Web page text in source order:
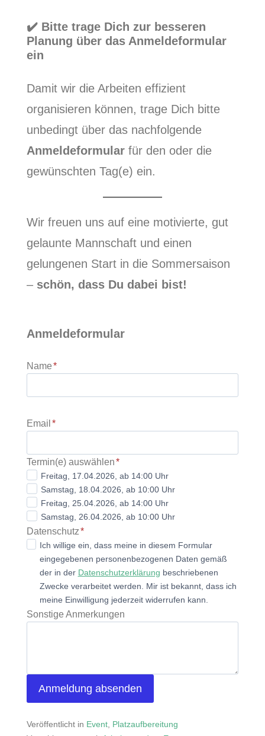
✔️ Bitte trage Dich zur besseren
Planung über das Anmeldeformular
ein
Damit wir die Arbeiten effizient
organisieren können, trage Dich bitte
unbedingt über das nachfolgende
Anmeldeformularfür den oder die
gewünschten Tag(e) ein.
Wir freuen uns auf eine motivierte, gut
gelaunte Mannschaft und einen
gelungenen Start in die Sommersaison
– schön, dass Du dabei bist!
Anmeldeformular
Name*
Email *
Termin(e) auswählen*
Freitag, 17.04.2026, ab 14:00 Uhr
Samstag, 18.04.2026, ab 10:00 Uhr
Freitag, 25.04.2026, ab 14:00 Uhr
Samstag, 26.04.2026, ab 10:00 Uhr
Datenschutz*
Ich willige ein, dass meine in diesem Formular
eingegebenen personenbezogenen Daten gemäß
der in der Datenschutzerklärung beschriebenen
Zwecke verarbeitet werden. Mir ist bekannt, dass ich
meine Einwilligung jederzeit widerrufen kann.
Sonstige Anmerkungen
Anmeldung absenden
Veröffentlicht in Event, Platzaufbereitung